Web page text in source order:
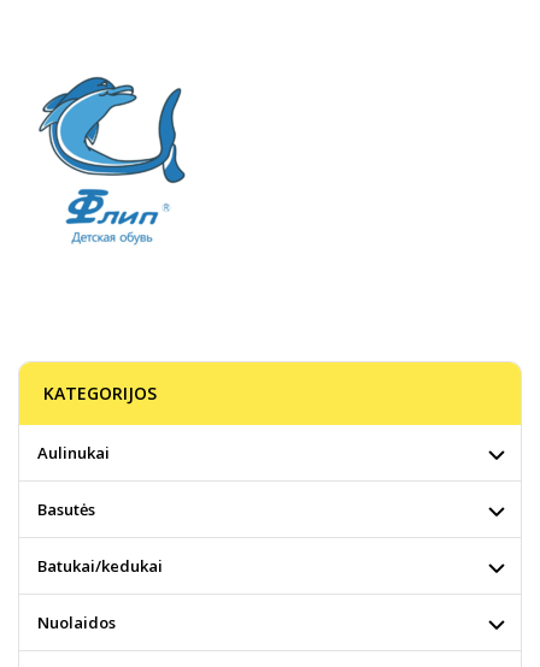
KATEGORIJOS
Aulinukai
Basutės
Batukai/kedukai
Nuolaidos